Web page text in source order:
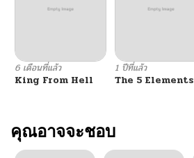
6 เดือนที่แล้ว
King From Hell
1 ปีที่แล้ว
The 5 Elements
คุณอาจจะชอบ